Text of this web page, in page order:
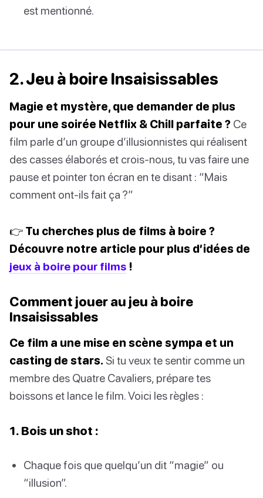
est mentionné.
2. Jeu à boire Insaisissables
Magie et mystère, que demander de plus
pour une soirée Netflix & Chill parfaite ? Ce
film parle d’un groupe d’illusionnistes qui réalisent
des casses élaborés et crois-nous, tu vas faire une
pause et pointer ton écran en te disant : “Mais
comment ont-ils fait ça ?”
👉 Tu cherches plus de films à boire ?
Découvre notre article pour plus d’idées de
jeux à boire pour films !
Comment jouer au jeu à boire
Insaisissables
Ce film a une mise en scène sympa et un
casting de stars. Si tu veux te sentir comme un
membre des Quatre Cavaliers, prépare tes
boissons et lance le film. Voici les règles :
1. Bois un shot :
Chaque fois que quelqu’un dit “magie” ou
“illusion”.